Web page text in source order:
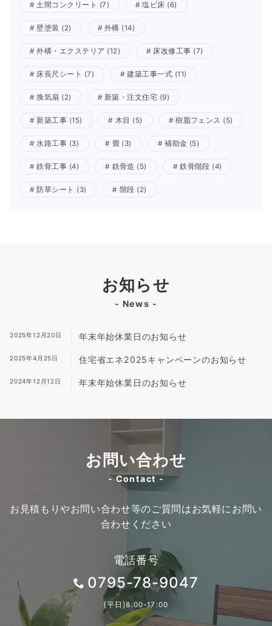
土間コンクリート (7) 塩ビ床 (6)
壁塗装 (2) 外構 (14)
外構・エクステリア (12) 床改修工事 (7)
床長尺シート (7) 建築工事一式 (11)
換気扇 (2) 新築・注文住宅 (9)
新築工事 (15) 木目 (5) 樹脂フェンス (5)
水路工事 (3) 畳(3) 補助金 (5)
鉄骨工事 (4) 鉄骨造 (5) 鉄骨階段 (4)
防草シート (3) 階段 (2)
お知らせ
- News -
2025年12月20日 年末年始休業日のお知らせ
2025年4月25日 住宅省エネ2025キャンペーンのお知らせ
2024年12月12日 年末年始休業日のお知らせ
お問い合わせ
- Contact -
お見積もりやお問い合わせ等のご質問はお気軽にお問い
合わせください
電話番号
0795-78-9047
[平日]8:00-17:00